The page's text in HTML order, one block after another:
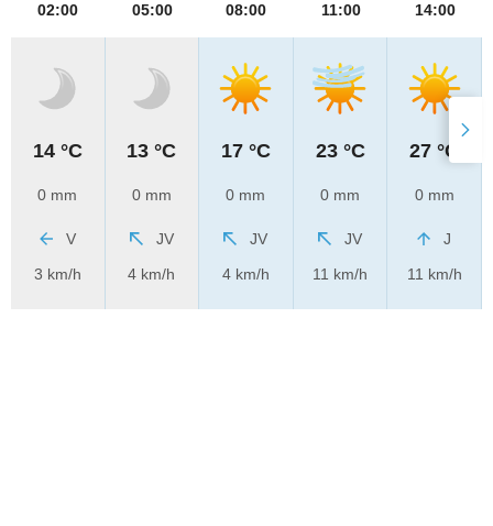
02:00
14 °C
0 mm
V
3 km/h
05:00
13 °C
0 mm
JV
4 km/h
08:00
17 °C
0 mm
JV
4 km/h
11:00
23 °C
0 mm
JV
11 km/h
14:00
27 °C
0 mm
J
11 km/h